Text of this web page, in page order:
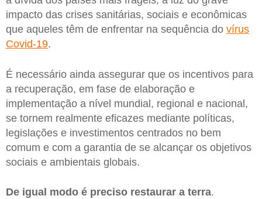
impacto das crises sanitárias, sociais e econômicas
que aqueles têm de enfrentar na sequência do vírus
Covid-19.
É necessário ainda assegurar que os incentivos para
a recuperação, em fase de elaboração e
implementação a nível mundial, regional e nacional,
se tornem realmente eficazes mediante políticas,
legislações e investimentos centrados no bem
comum e com a garantia de se alcançar os objetivos
sociais e ambientais globais.
De igual modo é preciso restaurar a terra.